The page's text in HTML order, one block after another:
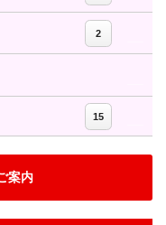
2
15
案内